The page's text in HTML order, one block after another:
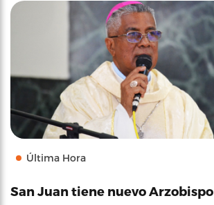
Última Hora
San Juan tiene nuevo Arzobispo